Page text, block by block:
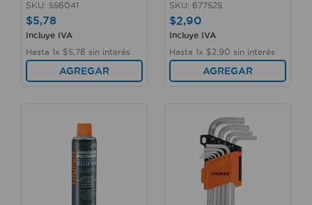
SKU: 556041
$5,78
Incluye IVA
Hasta 1x $5 78 sin interés
AGREGAR
SKU: 677525
$2,90
Incluye IVA
Hasta 1x $2 90 sin interés
AGREGAR